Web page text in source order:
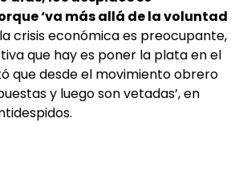
‘va más allá de la voluntad
la crisis económica es preocupante,
que hay es poner la plata en el
que desde el movimiento obrero
y luego son vetadas’, en